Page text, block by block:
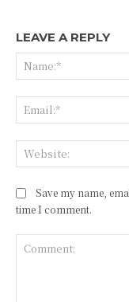
LEAVE A REPLY
Save my name,
time I comment.